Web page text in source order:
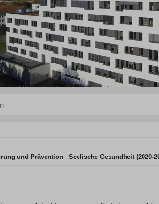
und Prävention Seelische Gesundheit (2020-